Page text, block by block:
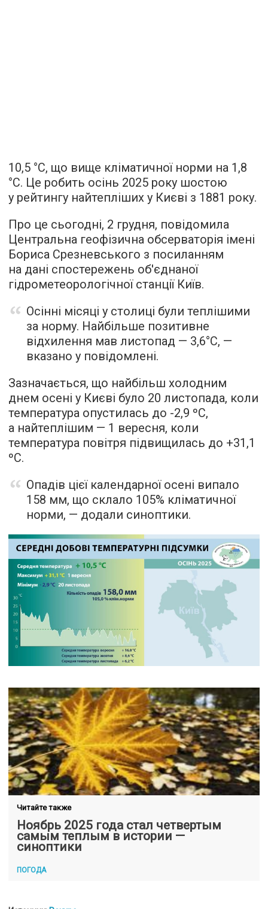
10,5 °С, що вище кліматичної норми на 1,8
°С. Це робить осінь 2025 року шостою
у рейтингу найтепліших у Києві з 1881 року.
Про це сьогодні, 2 грудня, повідомила
Центральна геофізична обсерваторія імені
Бориса Срезневського з посиланням
на дані спостережень об'єднаної
гідрометеорологічної станції Київ.
Осінні місяці у столиці були теплішими
за норму. Найбільше позитивне
відхилення мав листопад — 3,6°С, —
вказано у повідомлені.
Зазначається, що найбільш холодним
днем осені у Києві було 20 листопада, коли
температура опустилась до -2,9 ºС,
а найтеплішим — 1 вересня, коли
температура повітря підвищилась до +31,1
ºС.
Опадів цієї календарної осені випало
158 мм, що склало 105% кліматичної
норми, — додали синоптики.
Читайте также
Ноябрь 2025 года стал четвертым
самым теплым в истории —
синоптики
ПОГОДА